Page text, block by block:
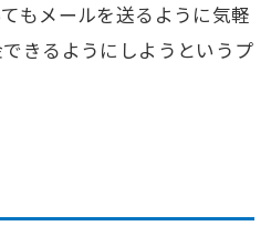
もメールを送るように気軽
きるようにしようというプ